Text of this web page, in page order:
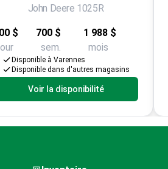
John Deere 1025R
$
700 $
sem.
1 988 $
mois
Disponible à Varennes
Disponible dans d'autres magasins
Voir la disponibilité